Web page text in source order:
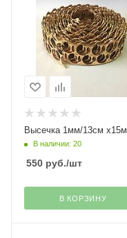
Высечка 1мм/13см х15м
В наличии: 20
550 руб./шт
В КОРЗИНУ